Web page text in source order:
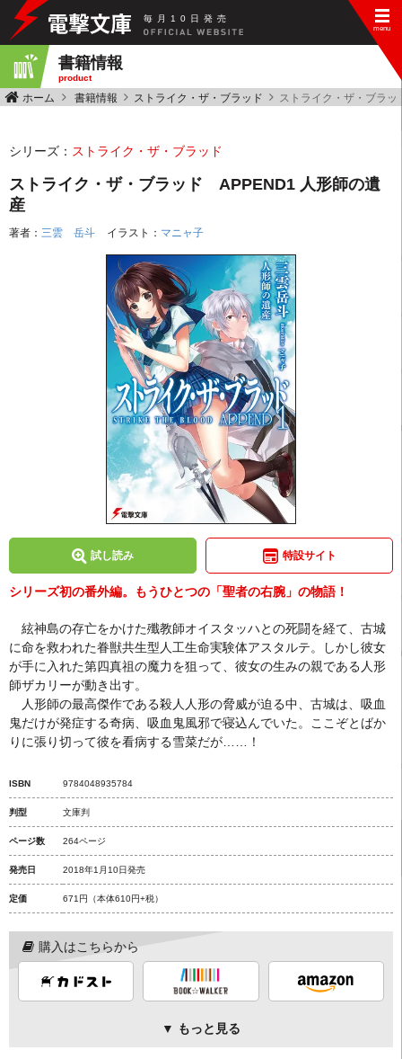
毎 月 10 日 発 売
書籍情報
product
ホーム 書籍情報 ストライク・ザ・ブラッド ストライク・ザ・ブラ
シリーズ： ストライク・ザ・ブラッド
ストライク・ザ・ブラッド APPEND1 人形師の遺
産
著者： 三雲 岳斗 イラスト： マニャ子
試し読み 特設サイト
シリーズ初の番外編。もうひとつの「聖者の右腕」の物語！
絃神島の存亡をかけた殲教師オイスタッハとの死闘を経て、古城
に命を救われた眷獣共生型人工生命実験体アスタルテ。しかし彼女
が手に入れた第四真祖の魔力を狙って、彼女の生みの親である人形
師ザカリーが動き出す。
人形師の最高傑作である殺人人形の脅威が迫る中、古城は、吸血
鬼だけが発症する奇病、吸血鬼風邪で寝込んでいた。ここぞとばか
りに張り切って彼を看病する雪菜だが……！
ISBN 9784048935784
判型 文庫判
ページ数 264ページ
発売日 2018年1月10日発売
定価 671円 （本体610円+税）
購入はこちらから
▼ もっと見る